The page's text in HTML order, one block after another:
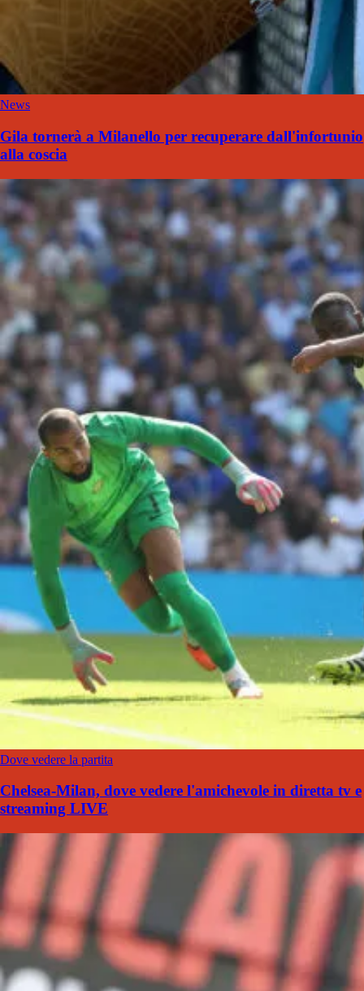
News
Gila tornerà a Milanello per recuperare dall'infortunio
alla coscia
Dove vedere la partita
Chelsea-Milan, dove vedere l'amichevole in diretta tv e
streaming LIVE